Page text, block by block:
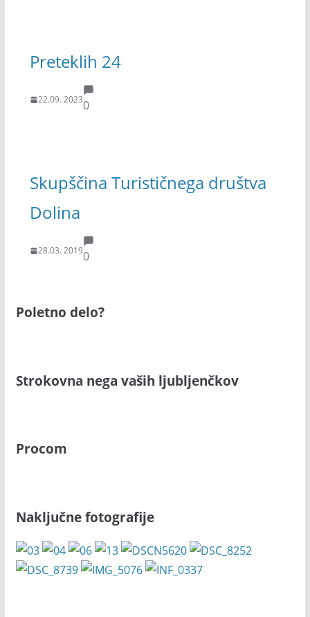
Preteklih 24
22.09. 20230
Skupščina Turističnega društva
Dolina
28.03. 20190
Poletno delo?
Strokovna nega vaših ljubljenčkov
Procom
Naključne fotografije